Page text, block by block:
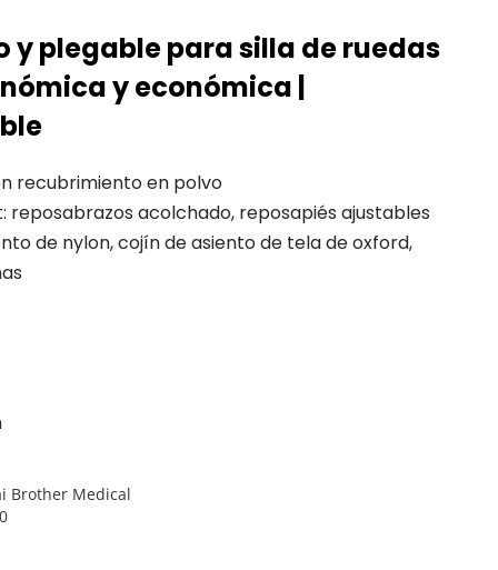
y plegable para silla de ruedas
y económica |
recubrimiento en polvo
acolchado, reposapiés ajustables
de nylon, cojín de asiento de tela de oxford,
Brother Medical